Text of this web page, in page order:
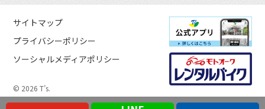
サイトマップ
プライバシーポリシー
ソーシャルメディアポリシー
© 2026 T’s.